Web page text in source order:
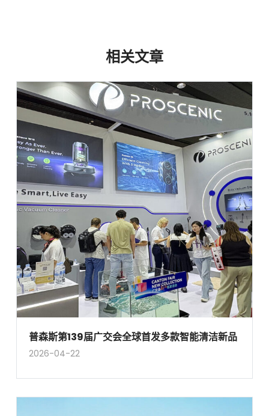
相关文章
普森斯第139届广交会全球首发多款智能清洁新品
2026-04-22